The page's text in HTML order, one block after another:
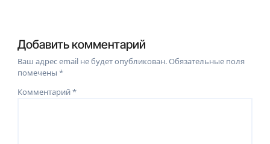
Добавить комментарий
Ваш адрес email не будет опубликован.Обязательные поля
помечены*
Комментарий*